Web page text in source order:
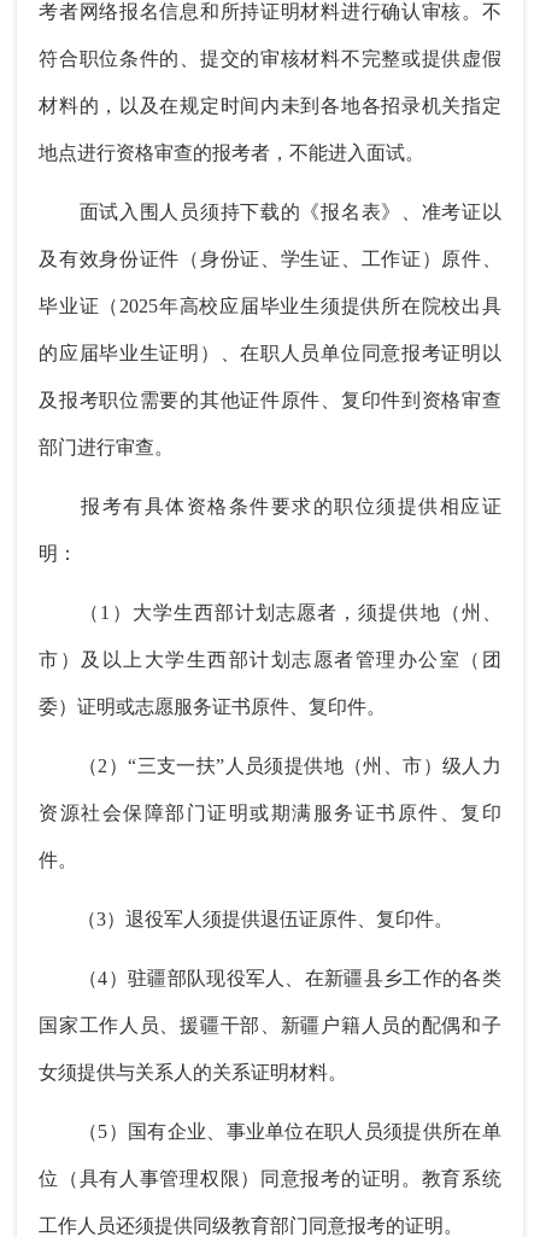
考者网络报名信息和所持证明材料进行确认审核。不
符合职位条件的、提交的审核材料不完整或提供虚假
材料的，以及在规定时间内未到各地各招录机关指定
地点进行资格审查的报考者，不能进入面试。
面试入围人员须持下载的《报名表》、准考证以
及有效身份证件（身份证、学生证、工作证）原件、
毕业证（2025年高校应届毕业生须提供所在院校出具
的应届毕业生证明）、在职人员单位同意报考证明以
及报考职位需要的其他证件原件、复印件到资格审查
部门进行审查。
报考有具体资格条件要求的职位须提供相应证
明：
（1）大学生西部计划志愿者，须提供地（州、
市）及以上大学生西部计划志愿者管理办公室（团
委）证明或志愿服务证书原件、复印件。
（2）“三支一扶”人员须提供地（州、市）级人力
资源社会保障部门证明或期满服务证书原件、复印
件。
（3）退役军人须提供退伍证原件、复印件。
（4）驻疆部队现役军人、在新疆县乡工作的各类
国家工作人员、援疆干部、新疆户籍人员的配偶和子
女须提供与关系人的关系证明材料。
（5）国有企业、事业单位在职人员须提供所在单
位（具有人事管理权限）同意报考的证明。教育系统
工作人员还须提供同级教育部门同意报考的证明。